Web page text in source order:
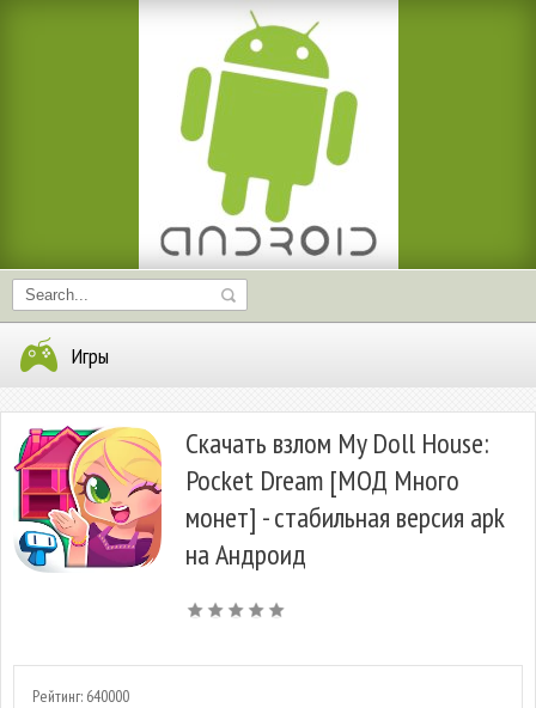
Игры
Скачать взлом My Doll House:
Pocket Dream [МОД Много
монет] - стабильная версия apk
на Андроид
Рейтинг: 640000